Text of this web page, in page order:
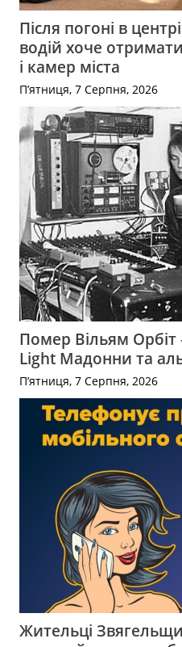
Після погоні в
водій хоче
і камер міста
П’ятниця, 7 Серпня, 2026
Помер Вільям
Light Мадонни та
П’ятниця, 7 Серпня, 2026
Жительці